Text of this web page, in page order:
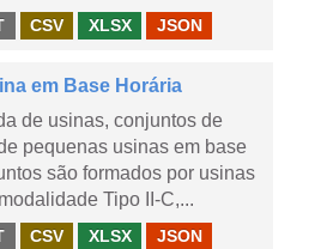
CSV XLSX JSON
em Base Horária
de usinas, conjuntos de
pequenas usinas em base
são formados por usinas
Tipo II-C,...
CSV XLSX JSON